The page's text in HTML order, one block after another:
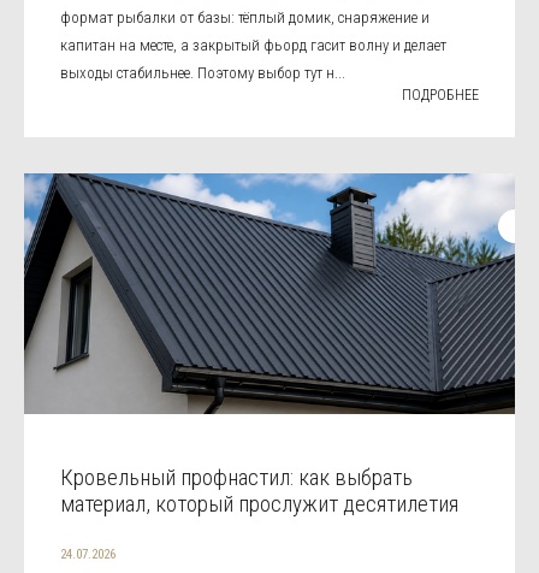
формат рыбалки от базы: тёплый домик, снаряжение и
капитан на месте, а закрытый фьорд гасит волну и делает
выходы стабильнее. Поэтому выбор тут н...
ПОДРОБНЕЕ
Кровельный профнастил: как выбрать
материал, который прослужит десятилетия
24.07.2026